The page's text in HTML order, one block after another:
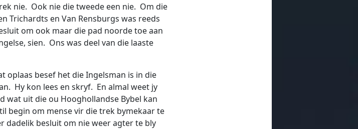
nie. Ook nie die tweede een nie. Om die
Trichardts en Van Rensburgs was reeds
om ook maar die pad noorde toe aan
sien. Ons was deel van die laaste
oplaas besef het die Ingelsman is in die
Hy kon lees en skryf. En almal weet jy
wat uit die ou Hooghollandse Bybel kan
begin om mense vir die trek bymekaar te
dadelik besluit om nie weer agter te bly